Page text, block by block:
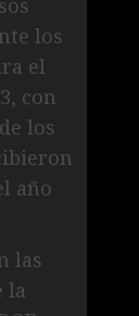
los
el
con
los
año
las
la